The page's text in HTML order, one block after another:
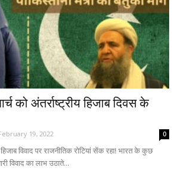
को अंतर्राष्ट्रीय हिजाब दिवस के
19, 2022 0
विवाद पर राजनीतिक रोटियां सेंक रहा! भारत के कुछ
विवाद का लाभ उठाते...